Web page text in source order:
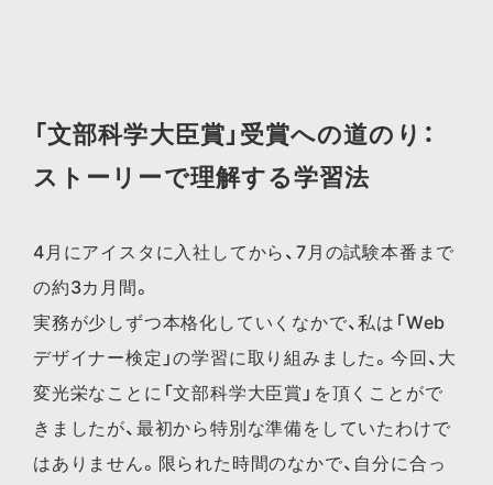
「文部科学大臣賞」受賞への道のり：
ストーリーで理解する学習法
4月にアイスタに入社してから、7月の試験本番まで
の約3カ月間。
実務が少しずつ本格化していくなかで、私は「Web
デザイナー検定」の学習に取り組みました。今回、大
変光栄なことに「文部科学大臣賞」を頂くことがで
きましたが、最初から特別な準備をしていたわけで
はありません。限られた時間のなかで、自分に合っ